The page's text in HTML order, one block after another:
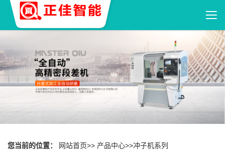
您当前的位置： 网站首页>> 产品中心>>冲子机系列